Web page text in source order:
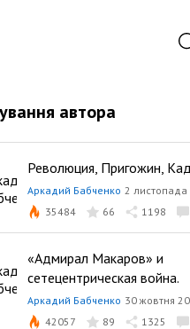
автора
Революция, Пригожин,
Аркадий Бабченко 2
35484
66 1198
«Адмирал Макаров» и
сетецентрическая война.
Аркадий Бабченко 30 жовтня
42057
89 1325